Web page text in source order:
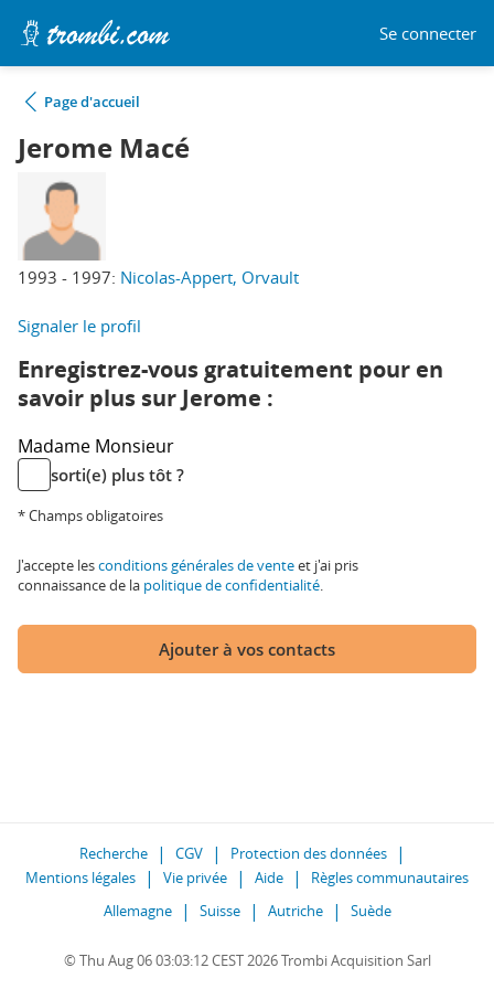
Se connecter
Page d'accueil
Jerome Macé
1993 - 1997: Nicolas-Appert, Orvault
Signaler le profil
Enregistrez-vous gratuitement pour en
savoir plus sur Jerome :
Madame Monsieur
sorti(e) plus tôt ?
* Champs obligatoires
J'accepte lesconditions générales de venteet j'ai pris
connaissance de la politique de confidentialité.
Ajouter à vos contacts
Recherche CGV
Protection des données
Mentions légales
Vie privée Aide
Règles communautaires
Allemagne
Suisse Autriche Suède
© Thu Aug 06 03:03:12 CEST 2026 Trombi Acquisition Sarl